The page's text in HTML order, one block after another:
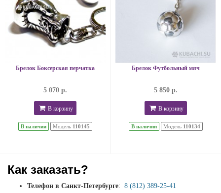
Брелок Боксерская перчатка
5 070 р.
В корзину
В наличии Модель 110145
Брелок Футбольный мяч
5 850 р.
В корзину
В наличии Модель 110134
Как заказать?
Телефон в Санкт-Петербурге: 8 (812) 389-25-41